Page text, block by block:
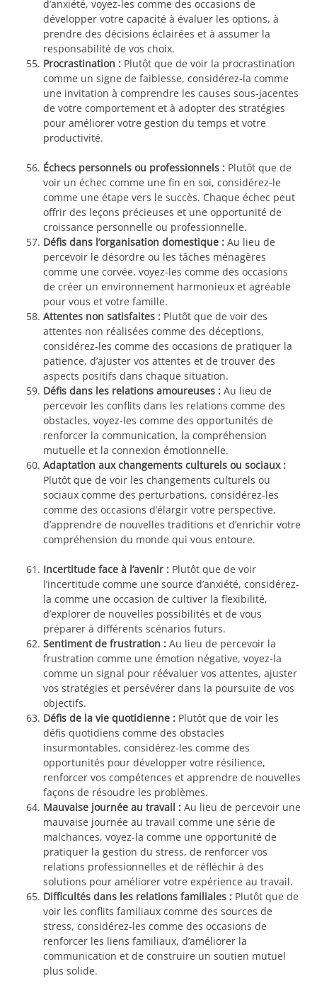
d’anxiété, voyez-les comme des occasions de
développer votre capacité à évaluer les options, à
prendre des décisions éclairées et à assumer la
responsabilité de vos choix.
Procrastination : Plutôt que de voir la procrastination
comme un signe de faiblesse, considérez-la comme
une invitation à comprendre les causes sous-jacentes
de votre comportement et à adopter des stratégies
pour améliorer votre gestion du temps et votre
productivité.
Échecs personnels ou professionnels : Plutôt que de
voir un échec comme une fin en soi, considérez-le
comme une étape vers le succès. Chaque échec peut
offrir des leçons précieuses et une opportunité de
croissance personnelle ou professionnelle.
Défis dans l’organisation domestique : Au lieu de
percevoir le désordre ou les tâches ménagères
comme une corvée, voyez-les comme des occasions
de créer un environnement harmonieux et agréable
pour vous et votre famille.
Attentes non satisfaites : Plutôt que de voir des
attentes non réalisées comme des déceptions,
considérez-les comme des occasions de pratiquer la
patience, d’ajuster vos attentes et de trouver des
aspects positifs dans chaque situation.
Défis dans les relations amoureuses : Au lieu de
percevoir les conflits dans les relations comme des
obstacles, voyez-les comme des opportunités de
renforcer la communication, la compréhension
mutuelle et la connexion émotionnelle.
Adaptation aux changements culturels ou sociaux :
Plutôt que de voir les changements culturels ou
sociaux comme des perturbations, considérez-les
comme des occasions d’élargir votre perspective,
d’apprendre de nouvelles traditions et d’enrichir votre
compréhension du monde qui vous entoure.
Incertitude face à l’avenir : Plutôt que de voir
l’incertitude comme une source d’anxiété, considérez-
la comme une occasion de cultiver la flexibilité,
d’explorer de nouvelles possibilités et de vous
préparer à différents scénarios futurs.
Sentiment de frustration : Au lieu de percevoir la
frustration comme une émotion négative, voyez-la
comme un signal pour réévaluer vos attentes, ajuster
vos stratégies et persévérer dans la poursuite de vos
objectifs.
Défis de la vie quotidienne : Plutôt que de voir les
défis quotidiens comme des obstacles
insurmontables, considérez-les comme des
opportunités pour développer votre résilience,
renforcer vos compétences et apprendre de nouvelles
façons de résoudre les problèmes.
Mauvaise journée au travail : Au lieu de percevoir une
mauvaise journée au travail comme une série de
malchances, voyez-la comme une opportunité de
pratiquer la gestion du stress, de renforcer vos
relations professionnelles et de réfléchir à des
solutions pour améliorer votre expérience au travail.
Difficultés dans les relations familiales : Plutôt que de
voir les conflits familiaux comme des sources de
stress, considérez-les comme des occasions de
renforcer les liens familiaux, d’améliorer la
communication et de construire un soutien mutuel
plus solide.